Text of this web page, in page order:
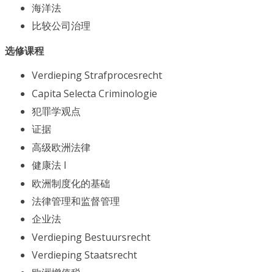
海洋法
比较公司治理
选修课程
Verdieping Strafprocesrecht
Capita Selecta Criminologie
犯罪学观点
证据
高级欧洲法律
健康法 I
欧洲制度化的基础
法律管理和监督管理
企业法
Verdieping Bestuursrecht
Verdieping Staatsrecht